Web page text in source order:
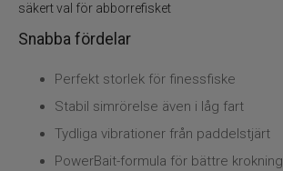
Småplock
Flugbindning
Flugfiske
säkert val för abborrefisket
Snabba fördelar
Perfekt storlek för finessfiske
Stabil simrörelse även i låg fart
Tydliga vibrationer från paddelstjärt
PowerBait-formula för bättre krokning